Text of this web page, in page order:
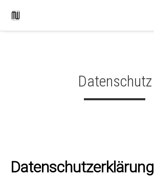
Datenschutz
Datenschutzerklärung